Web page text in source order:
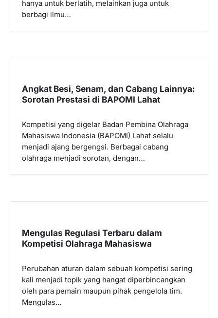
hanya untuk berlatih, melainkan juga untuk
berbagi ilmu…
Angkat Besi, Senam, dan Cabang Lainnya:
Sorotan Prestasi di BAPOMI Lahat
Kompetisi yang digelar Badan Pembina Olahraga
Mahasiswa Indonesia (BAPOMI) Lahat selalu
menjadi ajang bergengsi. Berbagai cabang
olahraga menjadi sorotan, dengan…
Mengulas Regulasi Terbaru dalam
Kompetisi Olahraga Mahasiswa
Perubahan aturan dalam sebuah kompetisi sering
kali menjadi topik yang hangat diperbincangkan
oleh para pemain maupun pihak pengelola tim.
Mengulas…